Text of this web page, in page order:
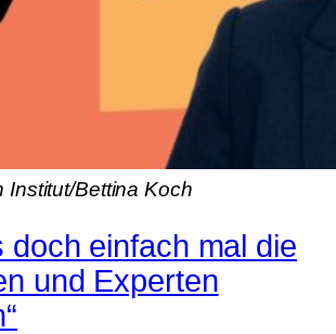
Institut/Bettina Koch
doch einfach mal die
und Experten